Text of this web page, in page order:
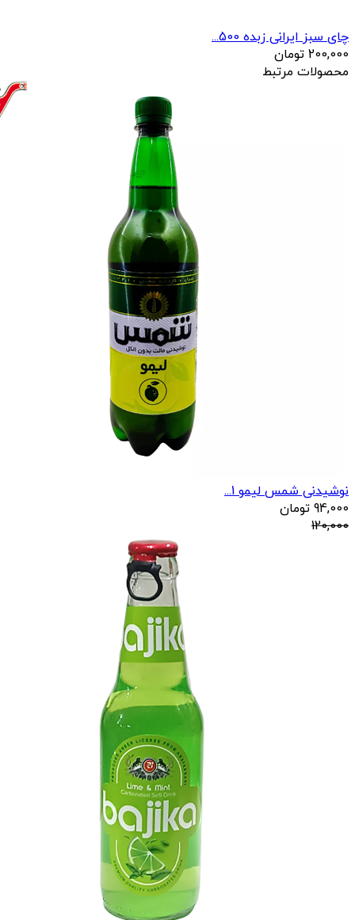
چای سبز ایرانی زبده 500...
200,000 تومان
محصولات مرتبط
نوشیدنی شمس لیمو 1...
94,000 تومان
120,000